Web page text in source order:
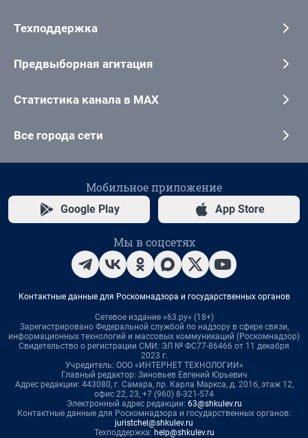
Техподдержка
Предвыборная агитация
Статистика канала в MAX
Все города сети
Мобильное приложение
Google Play App Store
Мы в соцсетях
Контактные данные для Роскомнадзора и государственных органов
Сетевое издание «63.ру» (18+)
Зарегистрировано Федеральной службой по надзору в сфере связи,
информационных технологий и массовых коммуникаций (Роскомнадзор)
Свидетельство о регистрации СМИ: ЭЛ № ФС77-86466 от 11 декабря
2023 г.
Учредитель: ООО «ИНТЕРНЕТ ТЕХНОЛОГИИ»
Главный редактор: Зиновьев Евгений Юрьевич
Адрес редакции: 443080, г. Самара, пр. Карла Маркса, д. 201б, этаж 12,
офис 22, 23, +7 (960) 8-321-574
Электронный адрес редакции: 63@shkulev.ru
Контактные данные для Роскомнадзора и государственных органов:
juristchel@shkulev.ru
Техподдержка: help@shkulev.ru